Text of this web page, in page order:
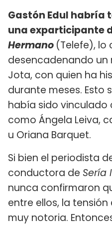
Gastón Edul habría
una exparticipante
Hermano (Telefe), lo
desencadenando un
Jota, con quien ha
durante meses. Esto
había sido vinculado
como Ángela Leiva,
u Oriana Barquet.
Si bien el periodista
conductora de Sería
nunca confirmaron
entre ellos, la
muy notoria.